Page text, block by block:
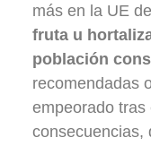
más en la UE
fruta u
población
recomendadas
empeorado tras
consecuencias,